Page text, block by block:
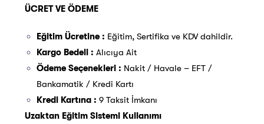
ÜCRET VE ÖDEME
Eğitim Ücretine : Eğitim, Sertifika ve KDV dahildir.
Kargo Bedeli : Alıcıya Ait
Ödeme Seçenekleri : Nakit / Havale – EFT /
Bankamatik / Kredi Kartı
Kredi Kartına : 9 Taksit İmkanı
Uzaktan Eğitim Sistemi Kullanımı